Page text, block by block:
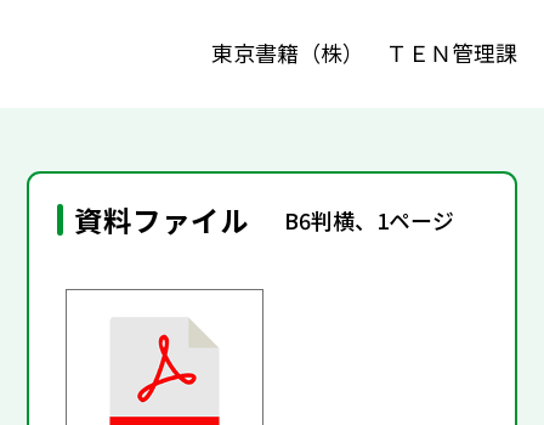
東京書籍（株） ＴＥＮ管理課
資料ファイル B6判横、1ページ